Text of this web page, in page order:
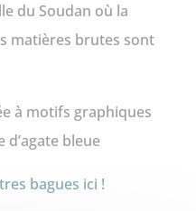
du Soudan où la
matières brutes sont
à motifs graphiques
bleue
bagues ici !